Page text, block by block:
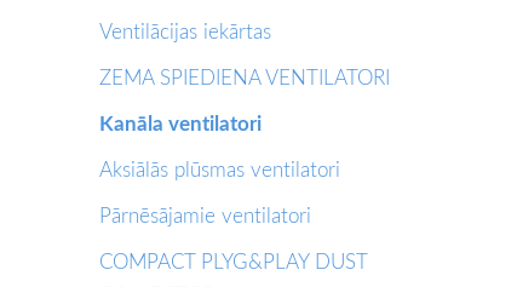
Ventilācijas iekārtas
ZEMA SPIEDIENA VENTILATORI
Kanāla ventilatori
Aksiālās plūsmas ventilatori
Pārnēsājamie ventilatori
COMPACT PLYG&PLAY DUST